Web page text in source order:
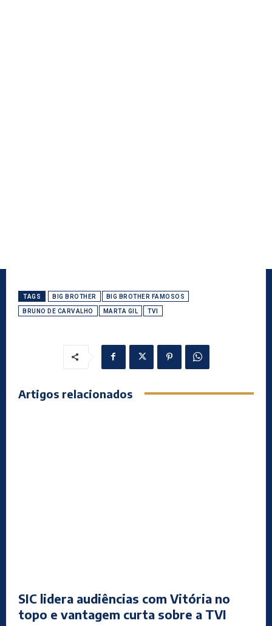
TAGS BIG BROTHER BIG BROTHER FAMOSOS
BRUNO DE CARVALHO MARTA GIL TVI
Artigos relacionados
SIC lidera audiências com Vitória no
topo e vantagem curta sobre a TVI